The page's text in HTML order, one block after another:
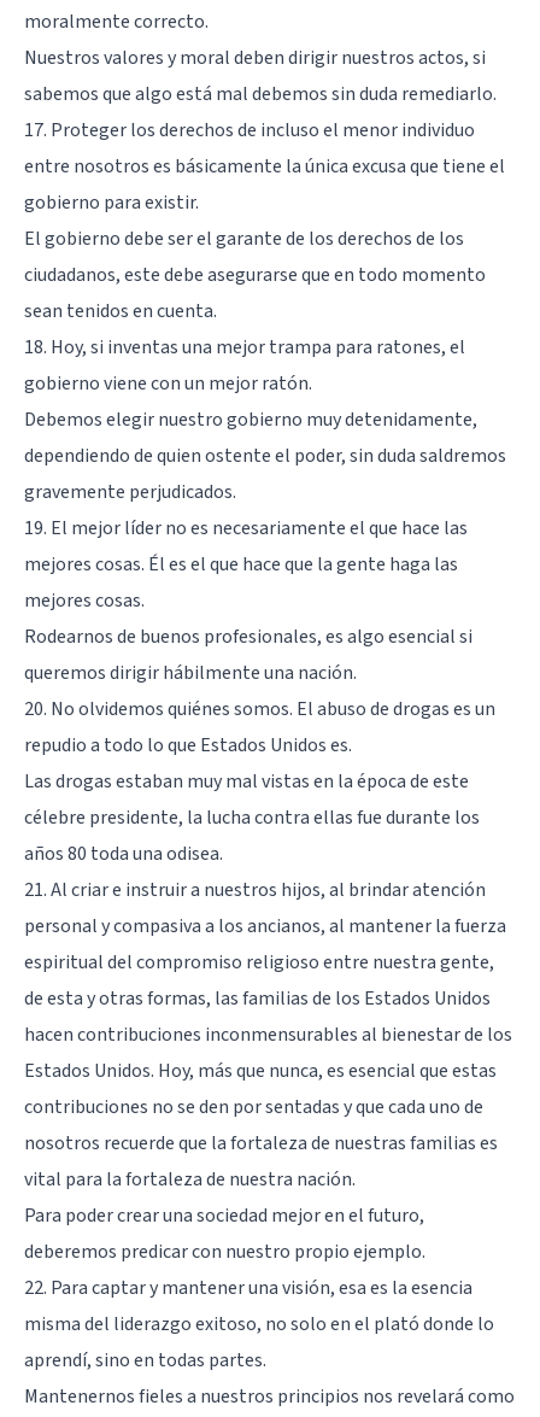
moralmente correcto.
Nuestros valores y moral deben dirigir nuestros actos, si
sabemos que algo está mal debemos sin duda remediarlo.
17. Proteger los derechos de incluso el menor individuo
entre nosotros es básicamente la única excusa que tiene el
gobierno para existir.
El gobierno debe ser el garante de los derechos de los
ciudadanos, este debe asegurarse que en todo momento
sean tenidos en cuenta.
18. Hoy, si inventas una mejor trampa para ratones, el
gobierno viene con un mejor ratón.
Debemos elegir nuestro gobierno muy detenidamente,
dependiendo de quien ostente el poder, sin duda saldremos
gravemente perjudicados.
19. El mejor líder no es necesariamente el que hace las
mejores cosas. Él es el que hace que la gente haga las
mejores cosas.
Rodearnos de buenos profesionales, es algo esencial si
queremos dirigir hábilmente una nación.
20. No olvidemos quiénes somos. El abuso de drogas es un
repudio a todo lo que Estados Unidos es.
Las drogas estaban muy mal vistas en la época de este
célebre presidente, la lucha contra ellas fue durante los
años 80 toda una odisea.
21. Al criar e instruir a nuestros hijos, al brindar atención
personal y compasiva a los ancianos, al mantener la fuerza
espiritual del compromiso religioso entre nuestra gente,
de esta y otras formas, las familias de los Estados Unidos
hacen contribuciones inconmensurables al bienestar de los
Estados Unidos. Hoy, más que nunca, es esencial que estas
contribuciones no se den por sentadas y que cada uno de
nosotros recuerde que la fortaleza de nuestras familias es
vital para la fortaleza de nuestra nación.
Para poder crear una sociedad mejor en el futuro,
deberemos predicar con nuestro propio ejemplo.
22. Para captar y mantener una visión, esa es la esencia
misma del liderazgo exitoso, no solo en el plató donde lo
aprendí, sino en todas partes.
Mantenernos fieles a nuestros principios nos revelará como